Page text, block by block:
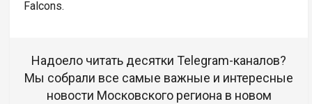
Falcons.
Надоело читать десятки Telegram-каналов?
Мы собрали все самые важные и интересные
новости Московского региона в новом